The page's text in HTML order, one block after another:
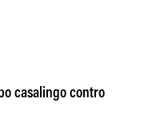
casalingo contro